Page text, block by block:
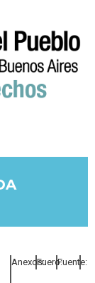
Anexos:Fuero:Fuente: